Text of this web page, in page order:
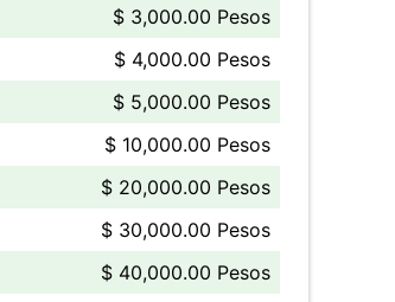
$ 3,000.00 Pesos
$ 4,000.00 Pesos
$ 5,000.00 Pesos
$ 10,000.00 Pesos
$ 20,000.00 Pesos
$ 30,000.00 Pesos
$ 40,000.00 Pesos